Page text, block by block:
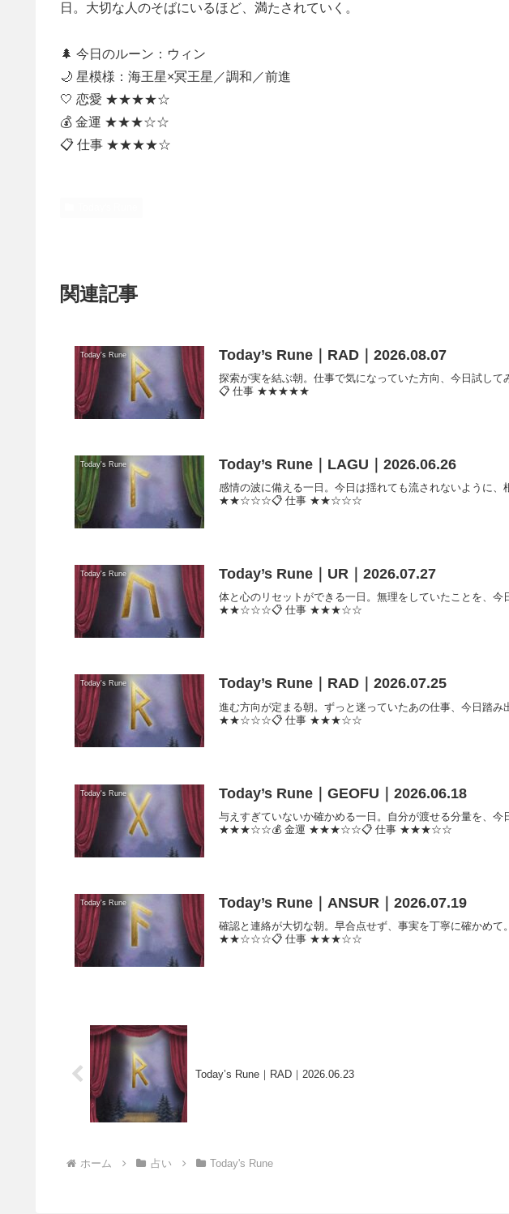
日。大切な人のそばにいるほど、満たされていく。
🌲 今日のルーン：ウィン
🌙 星模様：海王星×冥王星／調和／前進
🤍 恋愛 ★★★★☆
💰 金運 ★★★☆☆
📋 仕事 ★★★★☆
関連記事
Today's Rune Today’s Rune｜RAD｜2026.08.07
探索が実を結ぶ朝。仕事で気になっていた方向、今日試
📋 仕事 ★★★★★
Today's Rune Today’s Rune｜LAGU｜2026.06.26
感情の波に備える一日。今日は揺れても流されないよう
★★☆☆☆📋 仕事 ★★☆☆☆
Today's Rune Today’s Rune｜UR｜2026.07.27
体と心のリセットができる一日。無理をしていたことを
★★☆☆☆📋 仕事 ★★★☆☆
Today's Rune Today’s Rune｜RAD｜2026.07.25
進む方向が定まる朝。ずっと迷っていたあの仕事、今日
★★☆☆☆📋 仕事 ★★★☆☆
Today's Rune Today’s Rune｜GEOFU｜2026.06.18
与えすぎていないか確かめる一日。自分が渡せる分量を、
★★★☆☆💰 金運 ★★★☆☆📋 仕事 ★★★☆☆
Today's Rune Today’s Rune｜ANSUR｜2026.07.19
確認と連絡が大切な朝。早合点せず、事実を丁寧に確か
★★☆☆☆📋 仕事 ★★★☆☆
Today’s Rune｜RAD｜2026.06.23
ホーム 占い Today's Rune